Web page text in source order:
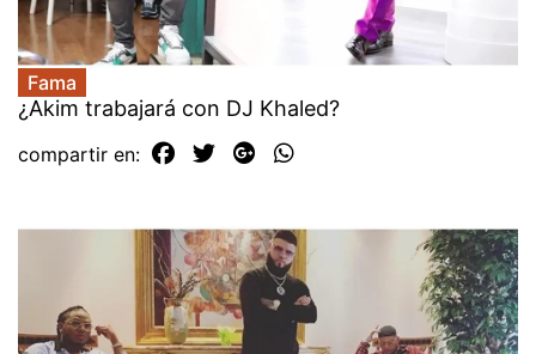
Fama
¿Akim trabajará con DJ Khaled?
compartir en: